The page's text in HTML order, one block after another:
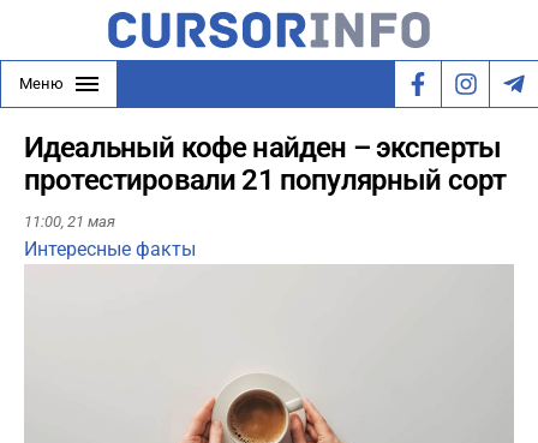
Меню
Идеальный кофе найден – эксперты
протестировали 21 популярный сорт
11:00, 21 мая
Интересные факты